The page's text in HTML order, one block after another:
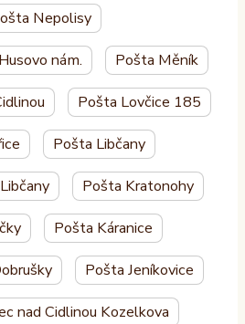
Nepolisy
nám. Pošta Měník
Pošta Lovčice 185
Pošta Libčany
Pošta Kratonohy
Pošta Káranice
Pošta Jeníkovice
nad Cidlinou Kozelkova